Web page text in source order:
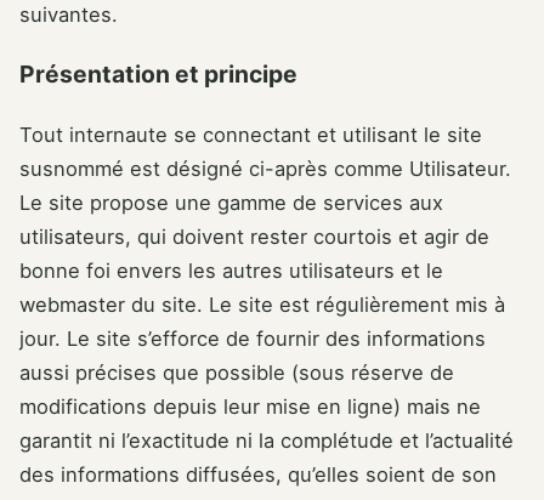
suivantes.
Présentation et principe
Tout internaute se connectant et utilisant le site
susnommé est désigné ci-après comme Utilisateur.
Le site propose une gamme de services aux
utilisateurs, qui doivent rester courtois et agir de
bonne foi envers les autres utilisateurs et le
webmaster du site. Le site est régulièrement mis à
jour. Le site s’efforce de fournir des informations
aussi précises que possible (sous réserve de
modifications depuis leur mise en ligne) mais ne
garantit ni l’exactitude ni la complétude et l’actualité
des informations diffusées, qu’elles soient de son